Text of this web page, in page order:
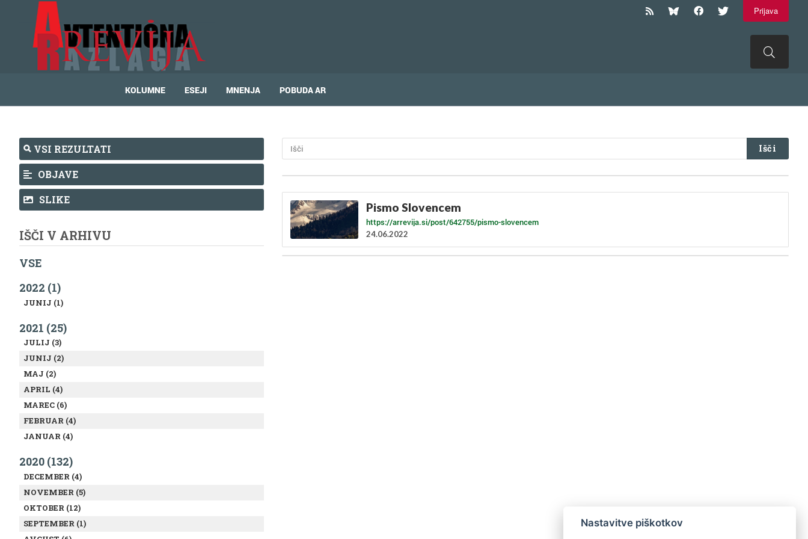
Prijava
KOLUMNE ESEJI MNENJA POBUDA AR
VSI REZULTATI
OBJAVE
SLIKE
IŠČI V ARHIVU
VSE
2022 (1)
JUNIJ (1)
2021 (25)
JULIJ (3)
JUNIJ (2)
MAJ (2)
APRIL (4)
MAREC (6)
FEBRUAR (4)
JANUAR (4)
2020 (132)
DECEMBER (4)
NOVEMBER (5)
OKTOBER (12)
SEPTEMBER (1)
Pismo Slovencem
https://arrevija.si/post/642755/pismo-slovencem
24.06.2022
Nastavitve piškotkov